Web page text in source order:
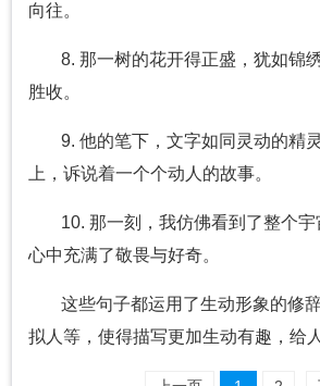
向往。
8. 那一树的花开得正盛，犹如锦
胜收。
9. 他的笔下，文字如同灵动的精
上，诉说着一个个动人的故事。
10. 那一刻，我仿佛看到了整个宇
心中充满了敬畏与好奇。
这些句子都运用了生动形象的修
拟人等，使得描写更加生动有趣，给